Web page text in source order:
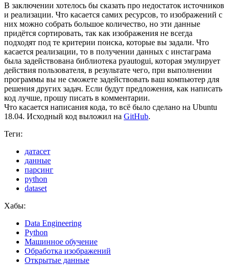
В заключении хотелось бы сказать про недостаток источников
и реализации. Что касается самих ресурсов, то изображений с
них можно собрать большое количество, но эти данные
придётся сортировать, так как изображения не всегда
подходят под те критерии поиска, которые вы задали. Что
касается реализации, то в получении данных с инстаграма
была задействована библиотека pyautogui, которая эмулирует
действия пользователя, в результате чего, при выполнении
программы вы не сможете задействовать ваш компьютер для
решения других задач. Если будут предложения, как написать
код лучше, прошу писать в комментарии.
Что касается написания кода, то всё было сделано на Ubuntu
18.04. Исходный код выложил на GitHub.
Теги:
датасет
данные
парсинг
python
dataset
Хабы:
Data Engineering
Python
Машинное обучение
Обработка изображений
Открытые данные